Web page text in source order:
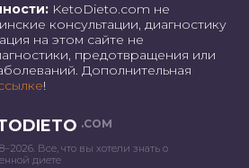
KetoDieto.com не
консультации, диагностику
на этом сайте не
предотвращения или
Дополнительная
!
.COM
Все, что вы хотели знать о
диете